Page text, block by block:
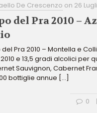
De Crescenzo on 26
del Pra 2010 –
Pra 2010 – Montella e
e 13,5 gradi alcolici per
Sauvignon, Cabernet
bottiglie annue […]
0